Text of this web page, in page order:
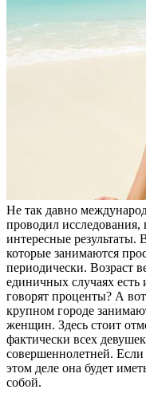
Не так давно
проводил исследования,
интересные
которые занимаются
периодически. Возраст
единичных случаях есть
говорят проценты? А
крупном городе
женщин. Здесь стоит
фактически всех
совершеннолетней.
этом деле она будет
собой.